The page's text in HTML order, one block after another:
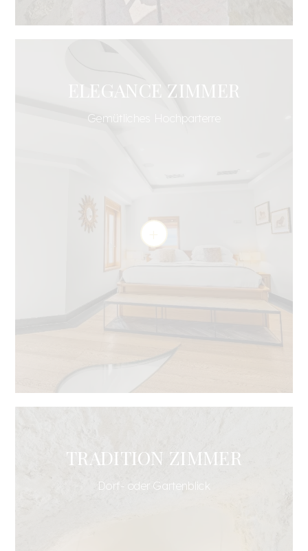
ELEGANCE ZIMMER
Gemütliches Hochparterre
TRADITION ZIMMER
Dorf- oder Gartenblick